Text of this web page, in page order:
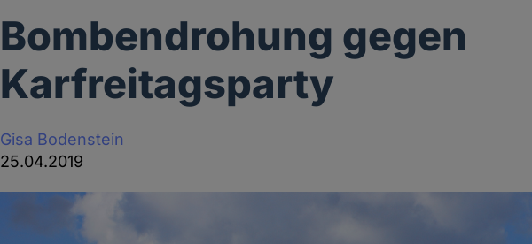
Bombendrohung gegen
Karfreitagsparty
Gisa Bodenstein
25.04.2019